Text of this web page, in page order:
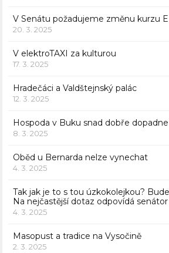
V Senátu požadujeme změnu kurzu
20. 3. 2025
V elektroTAXI za kulturou
17. 3. 2025
Hradečáci a Valdštejnský palác
12. 3. 2025
Hospoda v Buku snad dobře dopadne
8. 3. 2025
Oběd u Bernarda nelze vynechat
4. 3. 2025
Tak jak je to s tou úzkokolejkou?
Na nejčastější dotaz odpovídá
4. 3. 2025
Masopust a tradice na Vysočině
2. 3. 2025